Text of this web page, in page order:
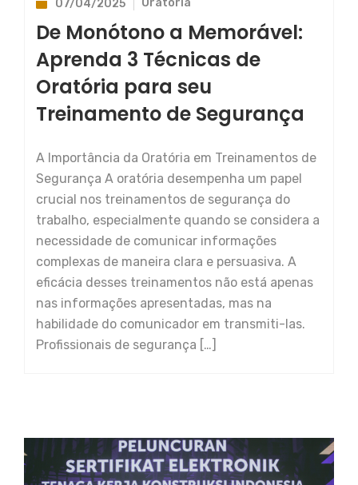
07/04/2025 Oratória
De Monótono a Memorável:
Aprenda 3 Técnicas de
Oratória para seu
Treinamento de Segurança
A Importância da Oratória em Treinamentos de
Segurança A oratória desempenha um papel
crucial nos treinamentos de segurança do
trabalho, especialmente quando se considera a
necessidade de comunicar informações
complexas de maneira clara e persuasiva. A
eficácia desses treinamentos não está apenas
nas informações apresentadas, mas na
habilidade do comunicador em transmiti-las.
Profissionais de segurança […]